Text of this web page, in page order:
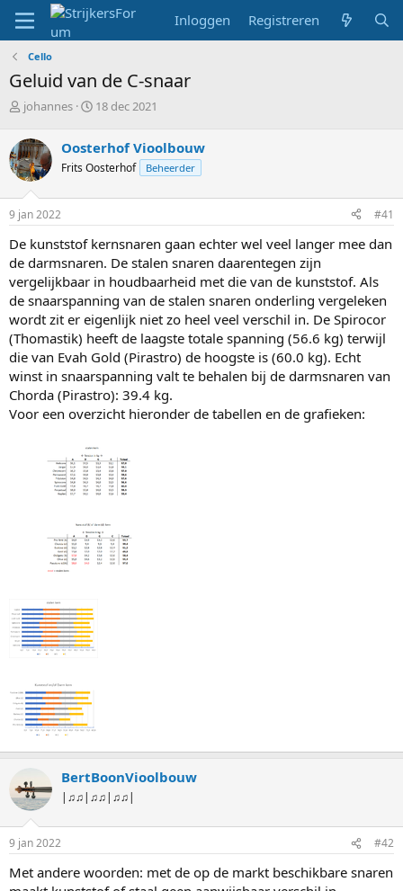
Inloggen Registreren
Cello
Geluid van de C-snaar
T
p
i
c
s
t
a
t
e
r
johannes
S
r
t
a
m
18 dec 2021
Oosterhof Vioolbouw
Frits Oosterhof Beheerder
9 jan 2022 #41
De kunststof kernsnaren gaan echter wel veel langer mee dan
de darmsnaren. De stalen snaren daarentegen zijn
vergelijkbaar in houdbaarheid met die van de kunststof. Als
de snaarspanning van de stalen snaren onderling vergeleken
wordt zit er eigenlijk niet zo heel veel verschil in. De Spirocor
(Thomastik) heeft de laagste totale spanning (56.6 kg) terwijl
die van Evah Gold (Pirastro) de hoogste is (60.0 kg). Echt
winst in snaarspanning valt te behalen bij de darmsnaren van
Chorda (Pirastro): 39.4 kg.
Voor een overzicht hieronder de tabellen en de grafieken:
BertBoonVioolbouw
|♫♫|♫♫|♫♫|
9 jan 2022 #42
Met andere woorden: met de op de markt beschikbare snaren